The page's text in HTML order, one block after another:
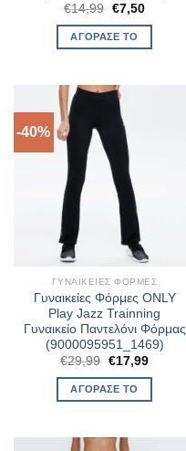
€14,99 Original
was:
€14,99.
€7,50Η
ΑΓΌΡΑΣΈ ΤΟ
-40%
ΓΥΝΑΙΚΕΊΕΣ ΦΌΡΜΕΣ
Γυναικείες Φόρμες ONLY
Play Jazz Trainning
Γυναικείο Παντελόνι Φόρμας
(9000095951_1469)
€29,99 Original
was:
€29,99.
€17,99Η
ΑΓΌΡΑΣΈ ΤΟ